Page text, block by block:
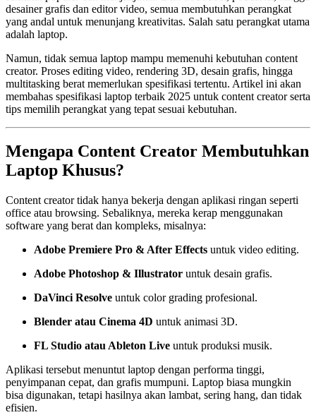
desainer grafis dan editor video, semua membutuhkan perangkat
yang andal untuk menunjang kreativitas. Salah satu perangkat utama
adalah laptop.
Namun, tidak semua laptop mampu memenuhi kebutuhan content
creator. Proses editing video, rendering 3D, desain grafis, hingga
multitasking berat memerlukan spesifikasi tertentu. Artikel ini akan
membahas spesifikasi laptop terbaik 2025 untuk content creator serta
tips memilih perangkat yang tepat sesuai kebutuhan.
Mengapa Content Creator Membutuhkan
Laptop Khusus?
Content creator tidak hanya bekerja dengan aplikasi ringan seperti
office atau browsing. Sebaliknya, mereka kerap menggunakan
software yang berat dan kompleks, misalnya:
Adobe Premiere Pro & After Effects untuk video editing.
Adobe Photoshop & Illustrator untuk desain grafis.
DaVinci Resolve untuk color grading profesional.
Blender atau Cinema 4D untuk animasi 3D.
FL Studio atau Ableton Live untuk produksi musik.
Aplikasi tersebut menuntut laptop dengan performa tinggi,
penyimpanan cepat, dan grafis mumpuni. Laptop biasa mungkin
bisa digunakan, tetapi hasilnya akan lambat, sering hang, dan tidak
efisien.